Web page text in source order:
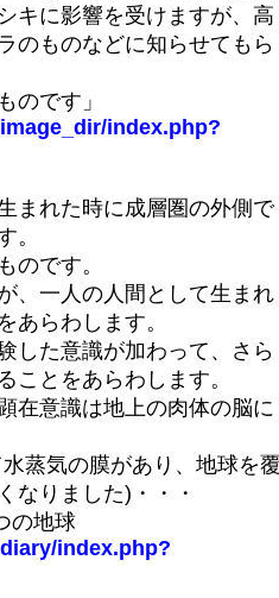
キに影響を受けますが、高
のものなどに知らせてもら
のです」
index.php?
まれた時に成層圏の外側で
。
のです。
、一人の人間として生まれ
あらわします。
した意識が加わって、さら
ことをあらわします。
在意識は地上の肉体の脳に
蒸気の膜があり、地球を
なりました)・・・
の地球
index.php?